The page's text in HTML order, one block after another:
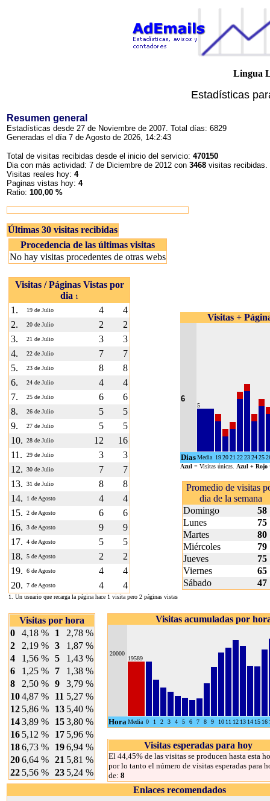
Lingua
Estadísticas
Resumen general
Estadísticas desde 27 de Noviembre de 2007. Total días: 6829
Generadas el día 7 de Agosto de 2026, 14:2:43
Total de visitas recibidas desde el inicio del servicio: 470150
Dia con más actividad: 7 de Diciembre de 2012 con 3468 visitas recibidas.
Visitas reales hoy: 4
Paginas vistas hoy: 4
Ratio: 100,00 %
Últimas 30 visitas recibidas
Procedencia de las últimas visitas
No hay visitas procedentes de otras webs
Visitas / Páginas Vistas por
dia 1
1. 19 de Julio 4
4
2.
20 de Julio 2
2
3.
21 de Julio 3
3
4.
22 de Julio 7
7
5.
23 de Julio 8
8
6.
24 de Julio 4
4
7.
25 de Julio 6
6
8.
26 de Julio 5
5
9.
27 de Julio 5
5
10.
28 de Julio 12
16
11.
29 de Julio 3
3
12.
30 de Julio 7
7
13.
31 de Julio 8
8
14.
1 de Agosto 4
4
15.
2 de Agosto 6
6
16.
3 de Agosto 9
9
17.
4 de Agosto 5
5
18.
5 de Agosto 2
2
19.
6 de Agosto 4
4
20.
7 de Agosto 4 4
1. Un usuario que recarga la página hace 1 visita pero 2 páginas vistas
Visitas +
6
5
DiasMedia 192021 22232425
Azul = Visitas únicas. Azul + Rojo
Promedio de visitas
dia de la semana
Domingo
58
Lunes
75
Martes
80
Miércoles
79
Jueves
75
Viernes
65
Sábado
47
Visitas por hora
0
4,18 % 1
2,78 %
2
2,19 % 3
1,87 %
4
1,56 % 5
1,43 %
6
1,25 % 7
1,38 %
8
2,50 % 9
3,79 %
104,87 % 11 5,27 %
12 5,86 % 13 5,40 %
143,89 % 153,80 %
16 5,12 % 17 5,96 %
186,73 % 196,94 %
206,64 % 21 5,81 %
22 5,56 % 23 5,24 %
Visitas acumuladas por
20000
19589
HoraMedia 0 1 2 3 4 5 6 7 8 9 10 11 12 13 14 15 16
Visitas esperadas para hoy
El 44,45% de las visitas se producen hasta esta
por lo tanto el número de visitas esperadas para
de: 8
Enlaces recomendados